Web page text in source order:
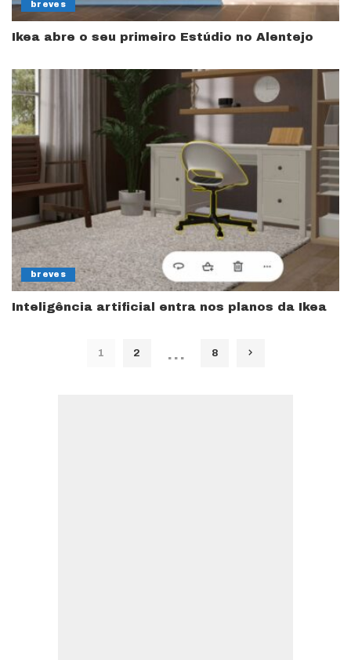
breves
Ikea abre o seu primeiro Estúdio no Alentejo
breves
Inteligência artificial entra nos planos da Ikea
1 2 … 8